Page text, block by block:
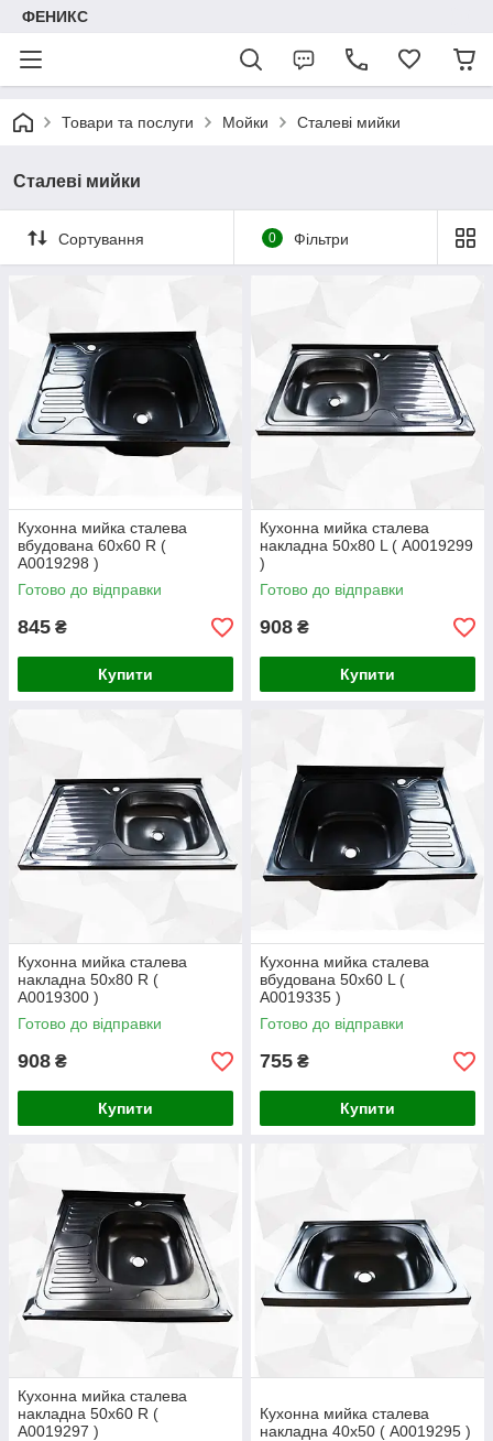
ФЕНИКС
Товари та послуги Мойки Сталеві мийки
Сталеві мийки
Сортування 0 Фільтри
Кухонна мийка сталева
вбудована 60х60 R (
А0019298 )
Готово до відправки
845 ₴
Купити
Кухонна мийка сталева
накладна 50х80 L ( А0019299
)
Готово до відправки
908 ₴
Купити
Кухонна мийка сталева
накладна 50х80 R (
А0019300 )
Готово до відправки
908 ₴
Купити
Кухонна мийка сталева
вбудована 50х60 L (
А0019335 )
Готово до відправки
755 ₴
Купити
Кухонна мийка сталева
накладна 50х60 R (
А0019297 )
Кухонна мийка сталева
накладна 40x50 ( А0019295 )